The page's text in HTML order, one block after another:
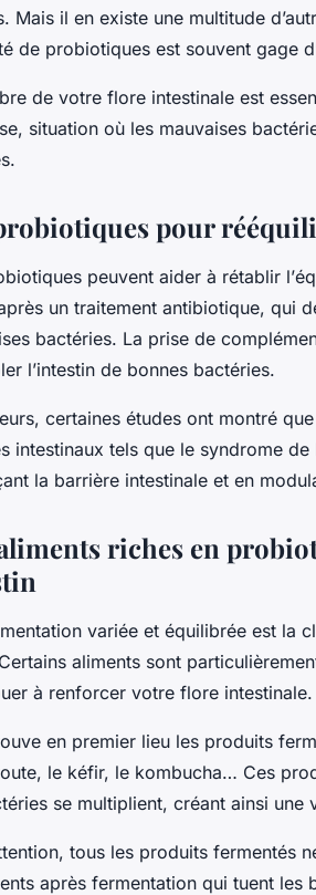
Mais il en existe une multitude
de probiotiques est souvent gage
de votre flore intestinale est
situation où les mauvaises
pour
peuvent aider à rétablir l’
un traitement antibiotique, qui
bactéries. La prise de
l’intestin de bonnes bactéries.
certaines études ont montré
intestinaux tels que le syndrome
la barrière intestinale et en
riches en
variée et équilibrée est la
aliments sont
à renforcer votre flore intestinale.
en premier lieu les produits
le kéfir, le kombucha… Ces
se multiplient, créant ainsi
tous les produits fermentés
après fermentation qui tuent